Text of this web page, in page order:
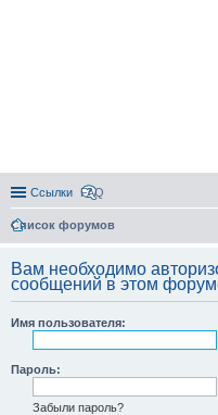
Ссылки FAQ
Список форумов
Вам необходимо
сообщений в этом
Имя пользователя:
Пароль:
Забыли пароль?